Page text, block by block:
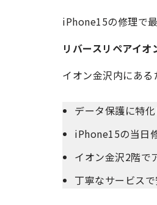
iPhone15の修理で
リバースリペアイ
イオン金沢内にある
データ保護に特
iPhone15の当日
イオン金沢2階で
丁寧なサービス